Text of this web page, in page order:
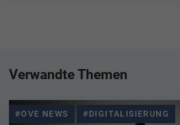
Verwandte Themen
#OVE NEWS #DIGITALISIERUNG